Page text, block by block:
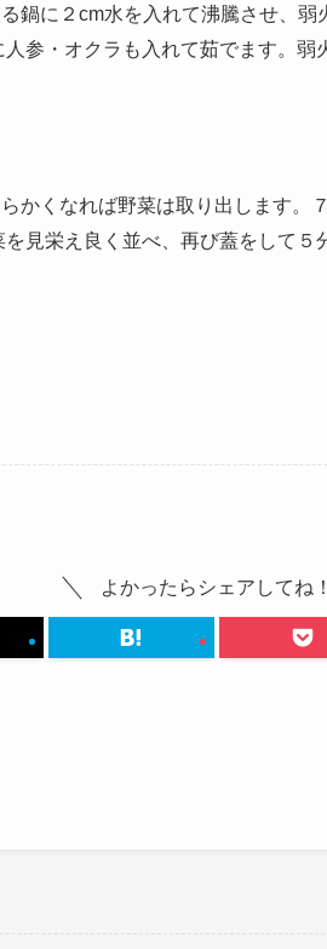
鍋に２cm水を入れて沸騰させ、弱
オクラも入れて茹でます。弱火
かくなれば野菜は取り出します。
え良く並べ、再び蓋をして５分
よかったらシェアしてね！